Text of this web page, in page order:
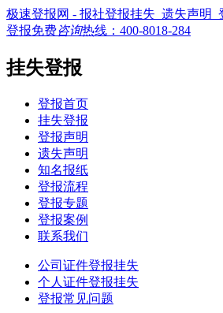
极速登报网 - 报社登报挂失_遗失声明_
登报免费咨询热线： 400-8018-284
挂失登报
登报首页
挂失登报
登报声明
遗失声明
知名报纸
登报流程
登报专题
登报案例
联系我们
公司证件登报挂失
个人证件登报挂失
登报常见问题